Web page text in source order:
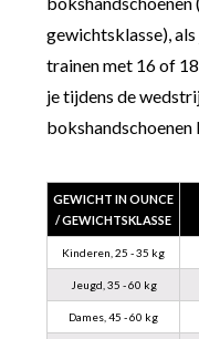
gewichtsklasse),
trainen met 16 of
je tijdens de
GEWICHT IN OUNCE
/ GEWICHTSKLASSE
Kinderen, 25 - 35 kg
Jeugd, 35 - 60 kg
Dames, 45 - 60 kg